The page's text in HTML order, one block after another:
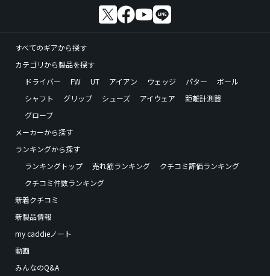
すべてのギアから探す
カテゴリから製品を探す
ドライバー
FW UT アイアン ウェッジ パター
ボール
シャフト
グリップ シューズ アイウェア
距離計測器
グローブ
メーカーから探す
ランキングから探す
ランキングトップ
売れ筋ランキング
クチコミ評価ランキング
クチコミ件数ランキング
新着クチコミ
新製品情報
my caddieノート
動画
みんなのQ&A